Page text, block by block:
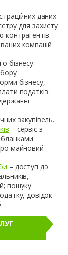
даних
для захисту
контрагентів.
компаній
бізнесу.
бізнесу,
податків.
закупівель.
– сервіс з
майновий
– доступ до
пошуку
довідок